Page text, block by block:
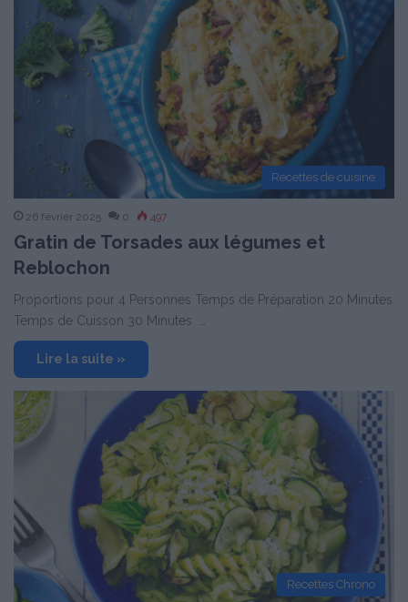
Recettes de cuisine
26 février 2025 0 497
Gratin de Torsades aux légumes et
Reblochon
Proportions pour 4 Personnes Temps de Préparation 20 Minutes
Temps de Cuisson 30 Minutes …
Lire la suite »
Recettes Chrono